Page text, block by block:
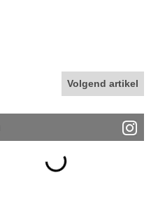
Volgend artikel